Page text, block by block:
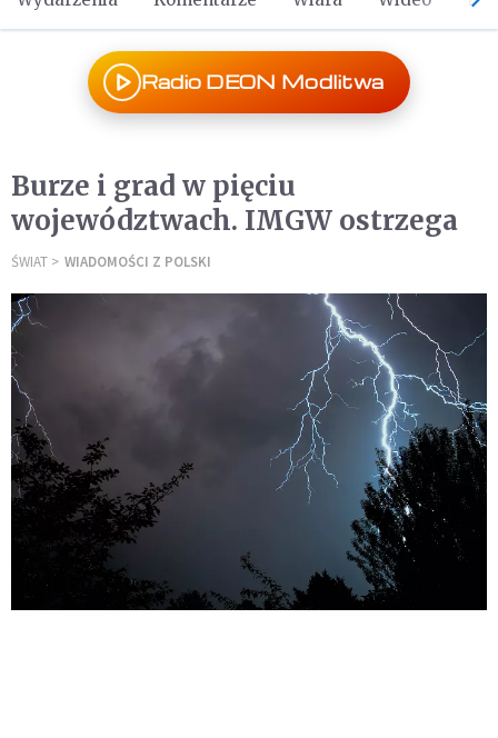
Radio DEON Modlitwa
Burze i grad w pięciu
województwach. IMGW ostrzega
ŚWIAT WIADOMOŚCI Z POLSKI